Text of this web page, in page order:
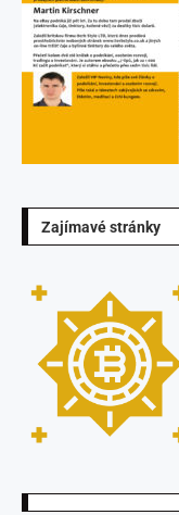
Zajímavé stránky